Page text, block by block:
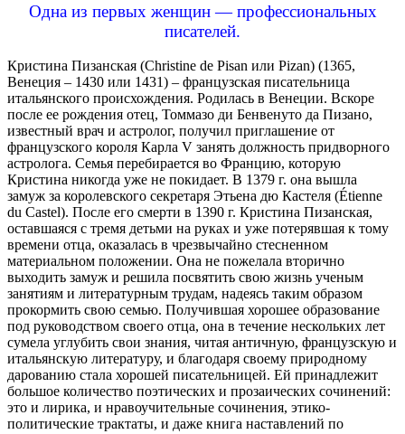
Одна из первых женщин — профессиональных
писателей.
Кристина Пизанская (Christine de Pisan или Pizan) (1365,
Венеция – 1430 или 1431) – французская писательница
итальянского происхождения. Родилась в Венеции. Вскоре
после ее рождения отец, Томмазо ди Бенвенуто да Пизано,
известный врач и астролог, получил приглашение от
французского короля Карла V занять должность придворного
астролога. Семья перебирается во Францию, которую
Кристина никогда уже не покидает. В 1379 г. она вышла
замуж за королевского секретаря Этьена дю Кастеля (Étienne
du Castel). После его смерти в 1390 г. Кристина Пизанская,
оставшаяся с тремя детьми на руках и уже потерявшая к тому
времени отца, оказалась в чрезвычайно стесненном
материальном положении. Она не пожелала вторично
выходить замуж и решила посвятить свою жизнь ученым
занятиям и литературным трудам, надеясь таким образом
прокормить свою семью. Получившая хорошее образование
под руководством своего отца, она в течение нескольких лет
сумела углубить свои знания, читая античную, французскую и
итальянскую литературу, и благодаря своему природному
дарованию стала хорошей писательницей. Ей принадлежит
большое количество поэтических и прозаических сочинений:
это и лирика, и нравоучительные сочинения, этико-
политические трактаты, и даже книга наставлений по